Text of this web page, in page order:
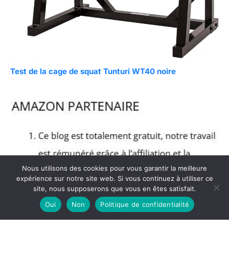
Test de la cage de squat Tunturi WT40 noire
Nous utilisons des cookies pour vous garantir la meilleure
expérience sur notre site web. Si vous continuez à utiliser ce
site, nous supposerons que vous en êtes satisfait.
Oui
Non Politique de confidentialité